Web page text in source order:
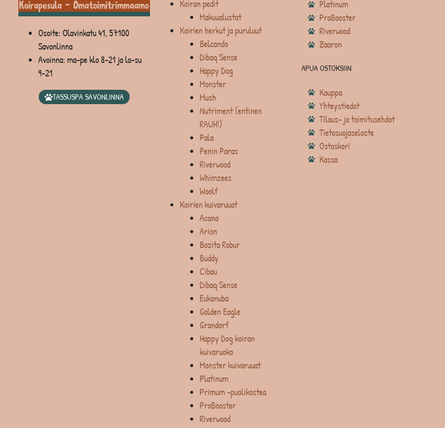
Osoite: Olavinkatu 41, 57100
Savonlinna
Avoinna: ma-pe klo 8-21 ja la-su
9-21
TASSUSPA SAVONLINNA
Koiran pedit
Makuualustat
Koirien herkut ja puruluut
Belcando
Dibaq Sense
Happy Dog
Monster
Mush
Nutriment (entinen
RAUH!)
Pala
Penin Paras
Riverwood
Whimzees
Woolf
Koirien kuivaruuat
Acana
Arion
Bozita Robur
Buddy
Cibau
Dibaq Sense
Eukanuba
Golden Eagle
Grandorf
Happy Dog koiran
kuivaruoka
Monster kuivaruuat
Platinum
Primum -puolikostea
ProBooster
Riverwood
Platinum
ProBooster
Riverwood
Zaaron
APUA OSTOKSIIN
Kauppa
Yhteystiedot
Tilaus- ja toimitusehdot
Tietosuojaseloste
Ostoskori
Kassa